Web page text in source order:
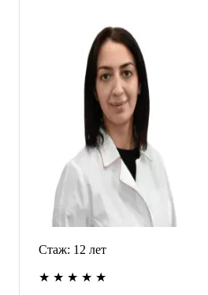
Стаж: 12 лет
★ ★ ★ ★ ★